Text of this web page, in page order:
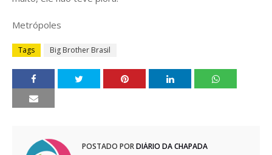
Metrópoles
Tags Big Brother Brasil
POSTADO PORDIÁRIO DA CHAPADA